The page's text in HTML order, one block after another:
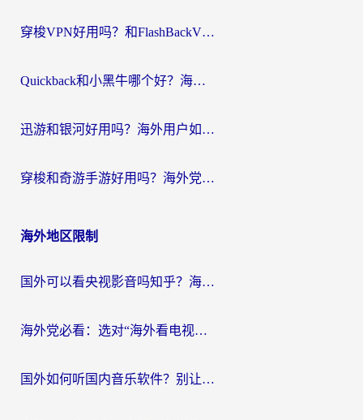
穿梭VPN好用吗？和FlashBackVPN对比哪个回国效果更好？
Quickback和小黑牛哪个好？海外党亲测指南，选对回国加速器秒回国内
迅游和银河好用吗？海外用户如何选择回国加速器实现无缝访问国内资源
穿梭和奇游手游好用吗？海外党亲测3款回国加速器，附蜜蜂加速器七天试用攻略
海外地区限制
国外可以看央视影音吗知乎？海外党亲测有效的回国加速方案
海外党必看：选对“海外看电视剧软件”，再也不用愁国内剧刷不了
国外如何听国内音乐软件？别让地域限制，断了你的中文歌单